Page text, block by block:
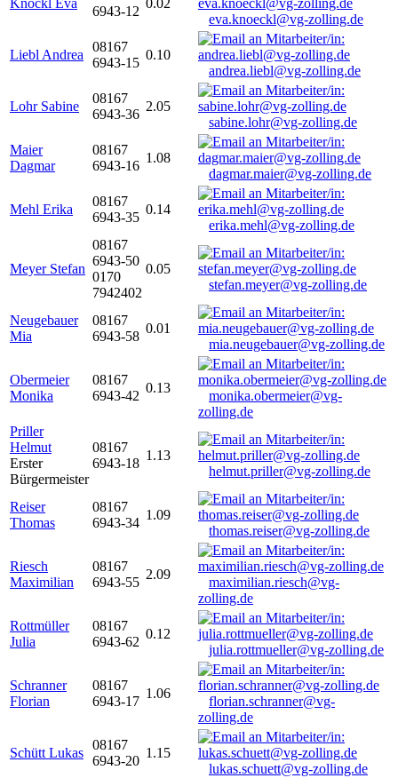
Knöckl Eva
6943-12
0.02
eva.knoeckl@vg-zolling.de
Liebl Andrea
08167
6943-15
0.10
andrea.liebl@vg-zolling.de
Lohr Sabine
08167
6943-36
2.05
sabine.lohr@vg-zolling.de
Maier
Dagmar
08167
6943-16
1.08
dagmar.maier@vg-zolling.de
Mehl Erika
08167
6943-35
0.14
erika.mehl@vg-zolling.de
Meyer Stefan
08167
6943-50
0170
7942402
0.05
stefan.meyer@vg-zolling.de
Neugebauer
Mia
08167
6943-58
0.01
mia.neugebauer@vg-zolling.de
Obermeier
Monika
08167
6943-42
0.13
monika.obermeier@vg-
zolling.de
Priller
Helmut
Erster
Bürgermeister
08167
6943-18
1.13
helmut.priller@vg-zolling.de
Reiser
Thomas
08167
6943-34
1.09
thomas.reiser@vg-zolling.de
Riesch
Maximilian
08167
6943-55
2.09
maximilian.riesch@vg-
zolling.de
Rottmüller
Julia
08167
6943-62
0.12
julia.rottmueller@vg-zolling.de
Schranner
Florian
08167
6943-17
1.06
florian.schranner@vg-
zolling.de
Schütt Lukas
08167
6943-20
1.15
lukas.schuett@vg-zolling.de